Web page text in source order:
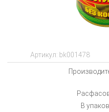
Артикул: bk001478
В